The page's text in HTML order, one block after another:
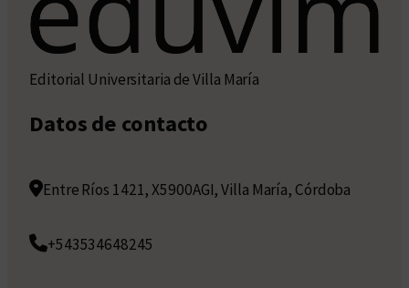
Editorial Universitaria de Villa María
Datos de contacto
Entre Ríos 1421, X5900AGI, Villa María, Córdoba
+543534648245